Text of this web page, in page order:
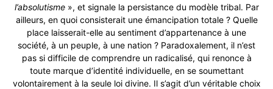
l’absolutisme », et signale la persistance du modèle tribal. Par
ailleurs, en quoi consisterait une émancipation totale ? Quelle
place laisserait-elle au sentiment d’appartenance à une
société, à un peuple, à une nation ? Paradoxalement, il n’est
pas si difficile de comprendre un radicalisé, qui renonce à
toute marque d’identité individuelle, en se soumettant
volontairement à la seule loi divine. Il s’agit d’un véritable choix